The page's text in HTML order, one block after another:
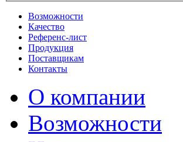
Возможности
Качество
Референс-лист
Продукция
Поставщикам
Контакты
О компании
Возможности